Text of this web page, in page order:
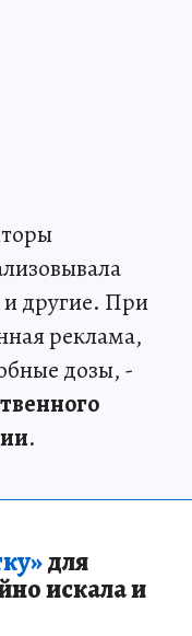
и другие. При
реклама,
дозы, -
.
для
искала и